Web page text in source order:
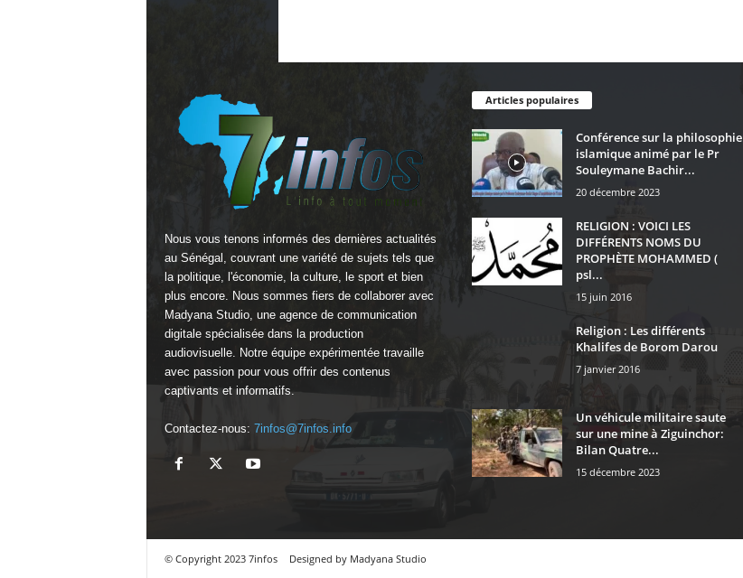
Nous vous tenons informés des dernières actualités
au Sénégal, couvrant une variété de sujets tels que
la politique, l'économie, la culture, le sport et bien
plus encore. Nous sommes fiers de collaborer avec
Madyana Studio, une agence de communication
digitale spécialisée dans la production
audiovisuelle. Notre équipe expérimentée travaille
avec passion pour vous offrir des contenus
captivants et informatifs.
Contactez-nous: 7infos@7infos.info
Articles populaires
Conférence sur la philosophie
islamique animé par le Pr
Souleymane Bachir...
20 décembre 2023
RELIGION : VOICI LES
DIFFÉRENTS NOMS DU
PROPHÈTE MOHAMMED (
psl...
15 juin 2016
Religion : Les différents
Khalifes de Borom Darou
7 janvier 2016
Un véhicule militaire saute
sur une mine à Ziguinchor:
Bilan Quatre...
15 décembre 2023
© Copyright 2023 7infos Designed by Madyana Studio